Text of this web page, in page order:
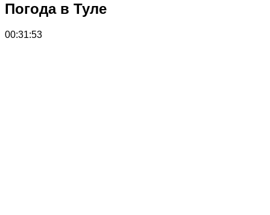
Погода в Туле
00:31:53